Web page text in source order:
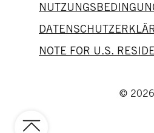
NOTE FOR U.S.
© 2026